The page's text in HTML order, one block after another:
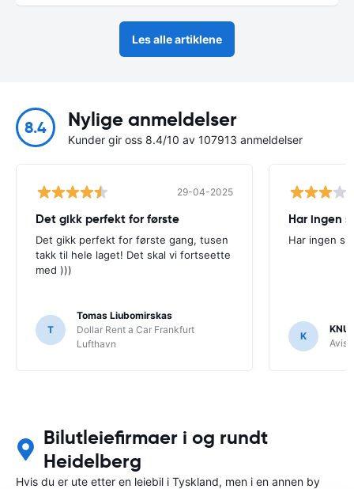
Les alle artiklene
8.4 Nylige anmeldelser
Kunder gir oss 8.4/10 av 107913 anmeldelser
29-04-2025
Det gikk perfekt for første
Det gikk perfekt for første gang, tusen
takk til hele laget! Det skal vi fortseette
med )))
T
Tomas Liubomirskas
Dollar Rent a Car Frankfurt
Lufthavn
Har ingen
Har ingen
K
Avis
Bilutleiefirmaer i og rundt
Heidelberg
Hvis du er ute etter en leiebil i Tyskland, men i en annen by